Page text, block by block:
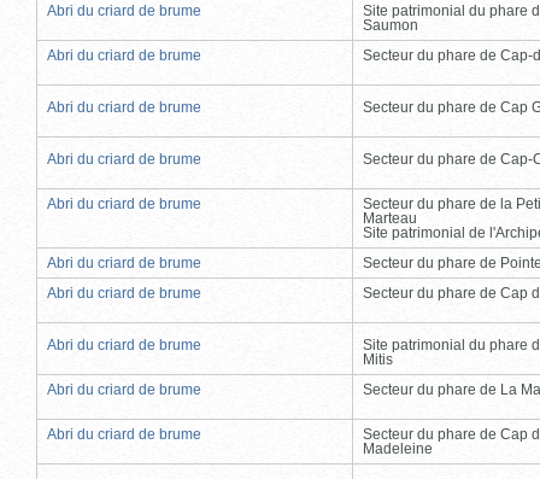
Abri du criard de brume
Site patrimonial du phare
Saumon
Abri du criard de brume
Secteur du phare de Cap-
Abri du criard de brume Secteur du phare de Cap
Abri du criard de brume Secteur du phare de Cap-
Abri du criard de brume
Secteur du phare de la
Marteau
Site patrimonial de
Abri du criard de brume
Secteur du phare de
Abri du criard de brume
Secteur du phare de Cap
Abri du criard de brume
Site patrimonial du phare
Mitis
Abri du criard de brume
Secteur du phare de La
Abri du criard de brume
Secteur du phare de Cap
Madeleine